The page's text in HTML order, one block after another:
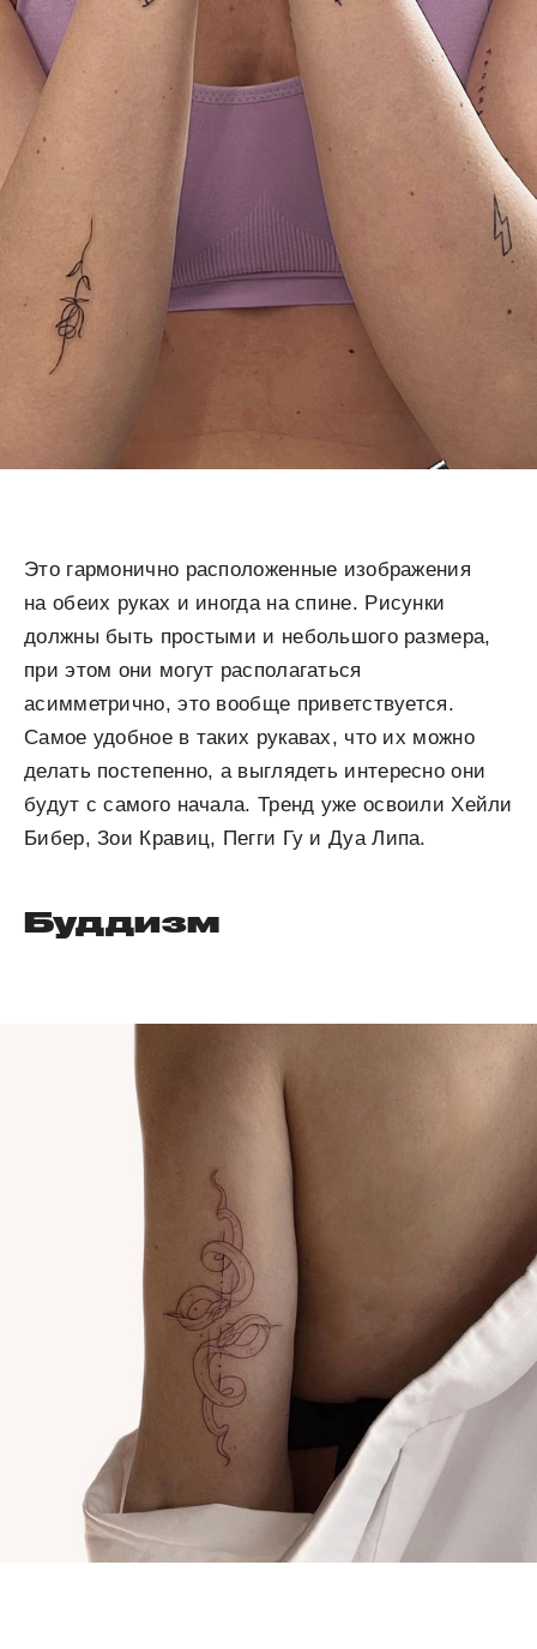
Это гармонично расположенные изображения
на обеих руках и иногда на спине. Рисунки
должны быть простыми и небольшого размера,
при этом они могут располагаться
асимметрично, это вообще приветствуется.
Самое удобное в таких рукавах, что их можно
делать постепенно, а выглядеть интересно они
будут с самого начала. Тренд уже освоили Хейли
Бибер, Зои Кравиц, Пегги Гу и Дуа Липа.
Буддизм